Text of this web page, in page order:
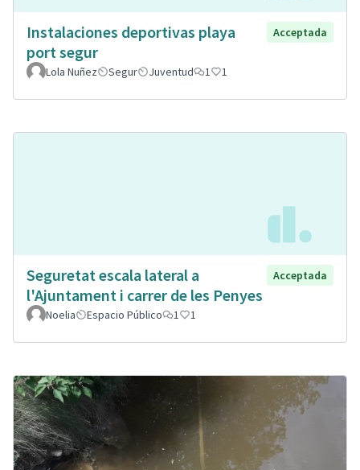
Instalaciones deportivas playa
port segur
Acceptada
Lola Nuñez Segur Juventud 1 1
Seguretat escala lateral a
l'Ajuntament i carrer de les Penyes
Acceptada
Noelia Espacio Público 1 1